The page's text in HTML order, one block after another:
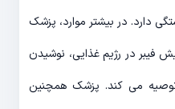
دارد. در بیشتر موارد، پزشک
فیبر در رژیم غذایی، نوشیدن
می کند. پزشک همچنین